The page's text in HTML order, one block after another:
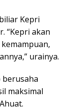
Kepri
“Kepri akan
urainya.
berusaha
maksimal